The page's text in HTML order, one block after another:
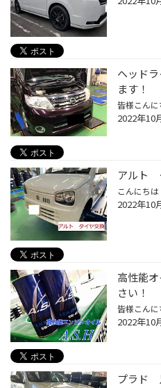
ヘッド
ます！
2022年10
アルト
2022年10
高性能
さい！
2022年10
プラド